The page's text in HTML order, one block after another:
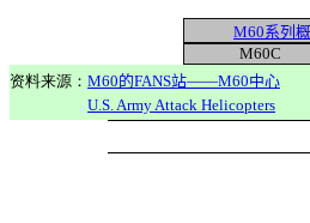
M60系列
M60C
资料来源： M60的FANS站——M60中心
U.S. Army Attack Helicopters